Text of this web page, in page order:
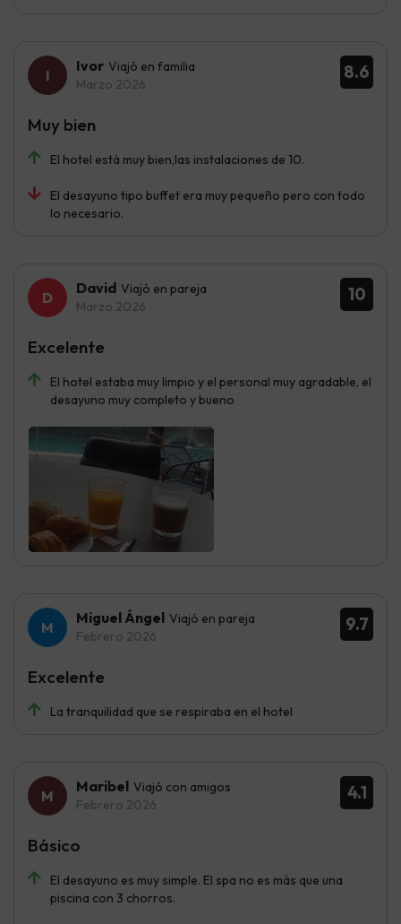
8.6
Ivor Viajó en familia
Marzo 2026
El hotel está muy bien,las instalaciones de 10.
El desayuno tipo buffet era muy pequeño pero con todo
lo necesario.
Muy bien
10
David Viajó en pareja
Marzo 2026
El hotel estaba muy limpio y el personal muy agradable, el
desayuno muy completo y bueno
Excelente
9.7
Miguel Ángel Viajó en pareja
Febrero 2026
La tranquilidad que se respiraba en el hotel
Excelente
4.1
Maribel Viajó con amigos
Febrero 2026
El desayuno es muy simple. El spa no es más que una
piscina con 3 chorros.
Básico